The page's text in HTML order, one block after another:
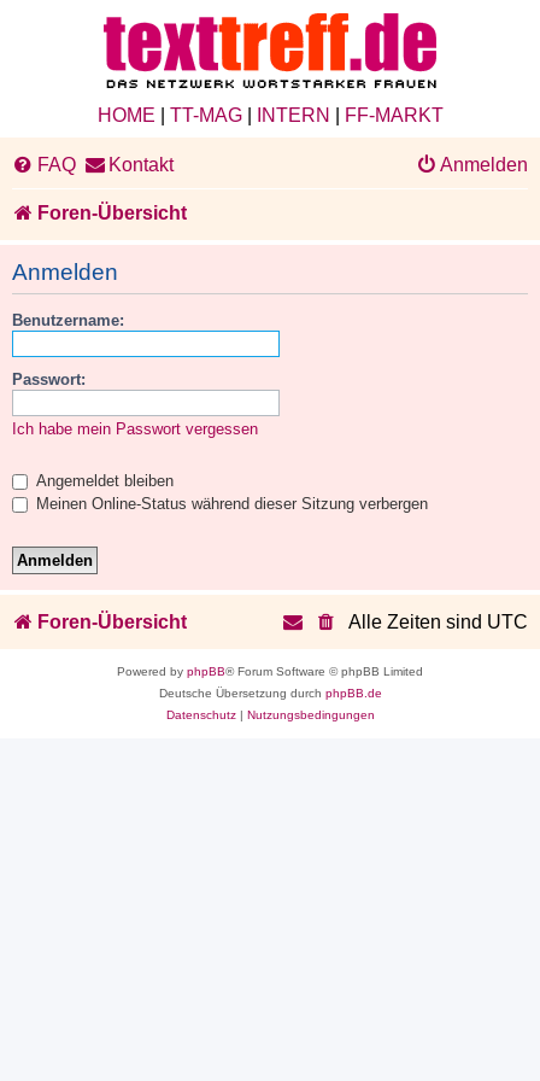
HOME TT-MAG| INTERN FF-MARKT
FAQ Kontakt Anmelden
Foren-Übersicht
Anmelden
Benutzername:
Passwort:
Ich habe mein Passwort vergessen
Angemeldet bleiben
Meinen Online-Status während dieser Sitzung verbergen
Foren-Übersicht Alle Zeiten sind UTC
Powered by phpBB® Forum Software © phpBB Limited
Deutsche Übersetzung durch phpBB.de
Datenschutz| Nutzungsbedingungen